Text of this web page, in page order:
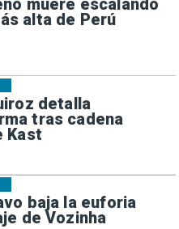
muere escalando
alta de Perú
detalla
tras cadena
Kast
baja la euforia
de Vozinha